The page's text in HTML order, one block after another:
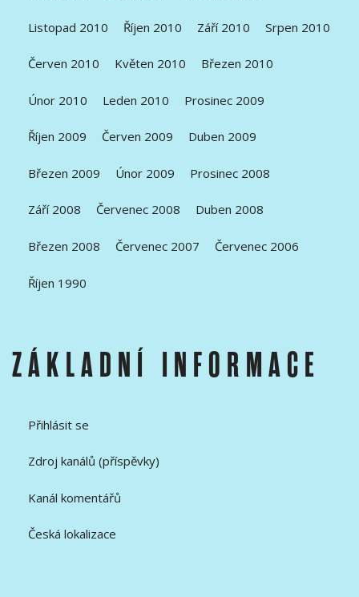
Listopad 2010 Říjen 2010 Září 2010 Srpen 2010
Červen 2010 Květen 2010 Březen 2010
Únor 2010 Leden 2010 Prosinec 2009
Říjen 2009 Červen 2009 Duben 2009
Březen 2009 Únor 2009 Prosinec 2008
Září 2008 Červenec 2008 Duben 2008
Březen 2008 Červenec 2007 Červenec 2006
Říjen 1990
ZÁKLADNÍ INFORMACE
Přihlásit se
Zdroj kanálů (příspěvky)
Kanál komentářů
Česká lokalizace